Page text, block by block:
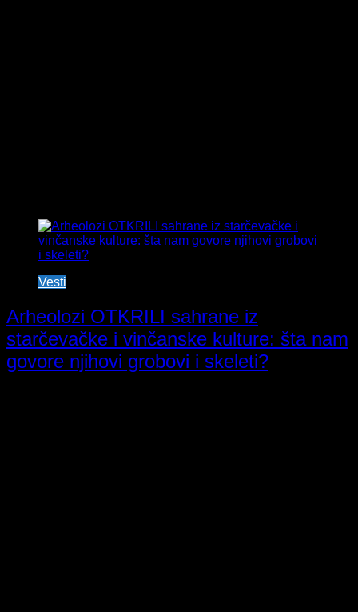
Vesti
Arheolozi OTKRILI sahrane iz
starčevačke i vinčanske kulture: šta nam
govore njihovi grobovi i skeleti?